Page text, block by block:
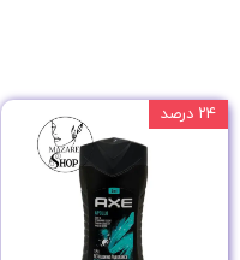
۲۴ درصد